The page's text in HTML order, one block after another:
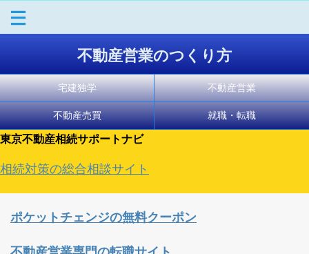
不動産営業のつくり方
宅建独学 不動産営業
不動産売買 就職・転職
東京不動産相続サポートナビ
相続対策の総合相談サイト
ポケットチェンジの無料クーポン